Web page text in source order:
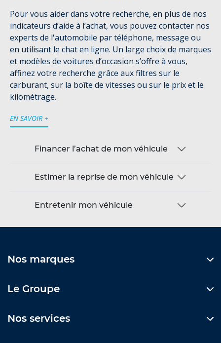
Pour vous aider dans votre recherche, en plus de nos
indicateurs d’aide à l’achat, vous pouvez contacter nos
experts de l'automobile par téléphone, message ou
en utilisant le chat en ligne. Un large choix de marques
et modèles de voitures d’occasion s’offre à vous,
affinez votre recherche grâce aux filtres sur le
carburant, sur la boîte de vitesses ou sur le prix et le
kilométrage.
EN SAVOIR +
Financer l’achat de mon véhicule
Estimer la reprise de mon véhicule
Entretenir mon véhicule
Nos marques
Le Groupe
Nos services